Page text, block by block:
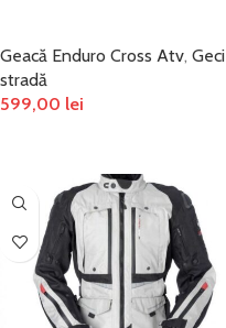
Geacă Enduro Cross Atv, Geci
stradă
599,00 lei